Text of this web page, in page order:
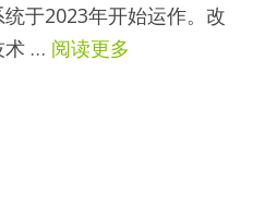
于2023年开始运作。改
术 … 阅读更多